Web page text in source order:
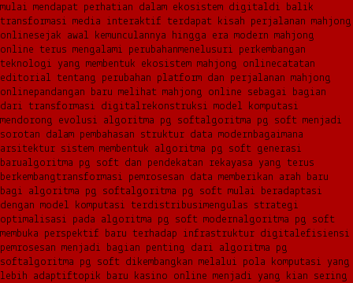
mulai mendapat perhatian dalam ekosistem digitaldi balik
transformasi media interaktif terdapat kisah perjalanan mahjong
onlinesejak awal kemunculannya hingga era modern mahjong
online terus mengalami perubahanmenelusuri perkembangan
teknologi yang membentuk ekosistem mahjong onlinecatatan
editorial tentang perubahan platform dan perjalanan mahjong
onlinepandangan baru melihat mahjong online sebagai bagian
dari transformasi digitalrekonstruksi model komputasi
mendorong evolusi algoritma pg softalgoritma pg soft menjadi
sorotan dalam pembahasan struktur data modern bagaimana
arsitektur sistem membentuk algoritma pg soft generasi
barualgoritma pg soft dan pendekatan rekayasa yang terus
berkembangtransformasi pemrosesan data memberikan arah baru
bagi algoritma pg softalgoritma pg soft mulai beradaptasi
dengan model komputasi terdistribusimengulas strategi
optimalisasi pada algoritma pg soft modernalgoritma pg soft
membuka perspektif baru terhadap infrastruktur digitalefisiensi
pemrosesan menjadi bagian penting dari algoritma pg
softalgoritma pg soft dikembangkan melalui pola komputasi yang
lebih adaptiftopik baru kasino online menjadi yang kian sering